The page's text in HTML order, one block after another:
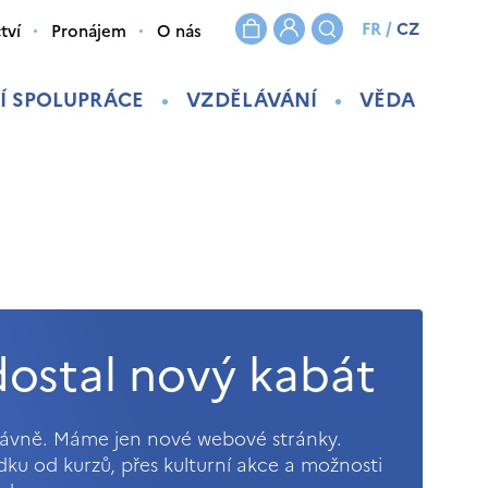
SPOLUPRÁCE VZDĚLÁVÁNÍ VĚDA
Pronájem O nás FR/CZ
nový kabát
Máme jen nové webové stránky.
od kurzů, přes kulturní akce a možnosti